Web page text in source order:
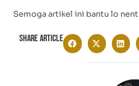
Semoga artikel ini bantu lo
Share Article